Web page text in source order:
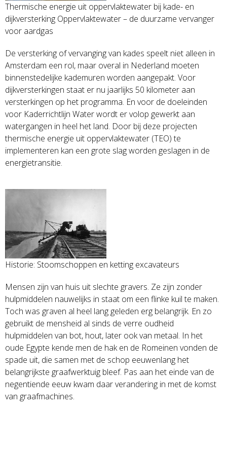
Thermische energie uit oppervlaktewater bij kade- en
dijkversterking Oppervlaktewater – de duurzame vervanger
voor aardgas
De versterking of vervanging van kades speelt niet alleen in
Amsterdam een rol, maar overal in Nederland moeten
binnenstedelijke kademuren worden aangepakt. Voor
dijkversterkingen staat er nu jaarlijks 50 kilometer aan
versterkingen op het programma. En voor de doeleinden
voor Kaderrichtlijn Water wordt er volop gewerkt aan
watergangen in heel het land. Door bij deze projecten
thermische energie uit oppervlaktewater (TEO) te
implementeren kan een grote slag worden geslagen in de
energietransitie.
Historie: Stoomschoppen en ketting excavateurs
Mensen zijn van huis uit slechte gravers. Ze zijn zonder
hulpmiddelen nauwelijks in staat om een flinke kuil te maken.
Toch was graven al heel lang geleden erg belangrijk. En zo
gebruikt de mensheid al sinds de verre oudheid
hulpmiddelen van bot, hout, later ook van metaal. In het
oude Egypte kende men de hak en de Romeinen vonden de
spade uit, die samen met de schop eeuwenlang het
belangrijkste graafwerktuig bleef. Pas aan het einde van de
negentiende eeuw kwam daar verandering in met de komst
van graafmachines.